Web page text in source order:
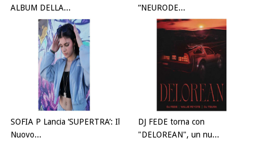
ALBUM DELLA...
“NEURODE...
SOFIA P Lancia ‘SUPERTRA’: Il
Nuovo...
DJ FEDE torna con
"DELOREAN", un nu...